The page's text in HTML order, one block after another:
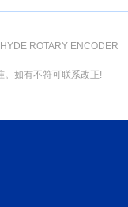
ROTARY ENCODER
。如有不符可联系改正!